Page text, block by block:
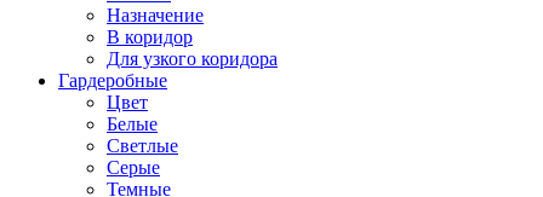
Назначение
В коридор
Для узкого коридора
Гардеробные
Цвет
Белые
Светлые
Серые
Темные